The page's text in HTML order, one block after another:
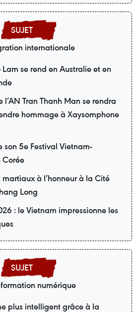
internationale
se rend en Australie et en
l’AN Tran Thanh Man se rendra
hommage à Xaysomphone
son 5e Festival Vietnam-
Corée
martiaux à l’honneur à la Cité
Long
: le Vietnam impressionne les
numérique
plus intelligent grâce à la